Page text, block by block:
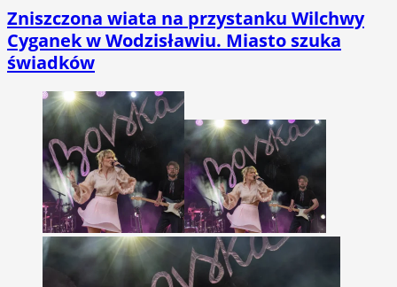
Zniszczona wiata na przystanku Wilchwy
Cyganek w Wodzisławiu. Miasto szuka
świadków